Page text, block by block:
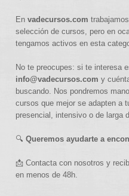
Envadecursos.com
selección de cursos, pero en
tengamos activos en esta
No te preocupes: si te interesa
info@vadecursos.com y
buscando. Nos pondremos
cursos que mejor se adapten a
presencial, intensivo o de larga
🔍Queremos ayudarte a
📩 Contacta con nosotros y
en menos de 48h.